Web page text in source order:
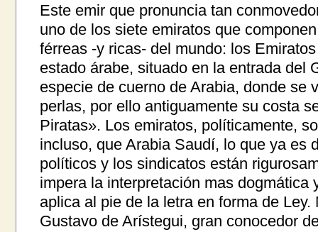
Este emir que pronuncia tan
uno de los siete emiratos que
férreas -y ricas- del mundo: los
estado árabe, situado en la entrada del
especie de cuerno de Arabia, donde se
perlas, por ello antiguamente su costa
Piratas». Los emiratos, políticamente,
incluso, que Arabia Saudí, lo que ya es
políticos y los sindicatos están
impera la interpretación mas dogmática
aplica al pie de la letra en forma de
Gustavo de Arístegui, gran conocedor